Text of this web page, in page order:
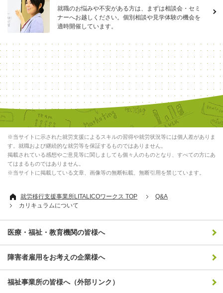
就職のお悩みや不安がある方は、まずは相談会・セミ
ナーへお越しください。個別相談や見学体験の機会を
適時開催しています。
※当サイトに示された就労支援によるスキルの習得や就労状況等には個人差がありま
す。就職および継続的な就労等を保証するものではありません。
掲載されている感想やご意見等に関しましても個々人のものとなり、すべての方にあ
てはまるものではありません。
※当サイトに掲載している文章、画像等の無断転載、無断引用を禁じています。
就労移行支援事業所LITALICOワークス TOP
Q&A
カリキュラムについて
医療・福祉・教育機関の皆様へ
障害者雇用をお考えの企業様へ
福祉事業所の皆様へ（外部リンク）